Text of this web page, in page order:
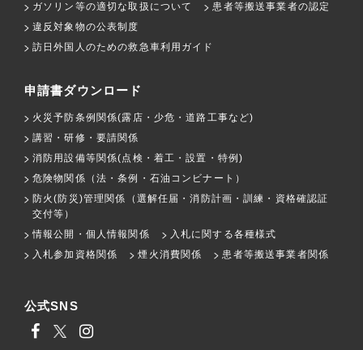
ガソリン等の適切な取扱について
患者等搬送事業者の認定
違反対象物の公表制度
訪日外国人のための救急車利用ガイド
申請書ダウンロード
火災予防条例関係(露店・少危・道路工事など)
講習・研修・要請関係
消防用設備等関係(点検・着工・設置・特例)
危険物関係（法・条例・石油コンビナート）
防火(防災)管理関係（選解任届・消防計画・訓練・資格確認証
交付等）
情報公開・個人情報関係
入札に関する各種様式
入札参加資格関係
煙火消費関係 患者等搬送事業者関係
公式SNS